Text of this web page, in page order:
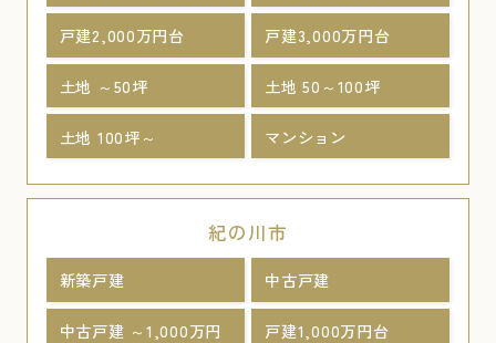
戸建2,000万円台 戸建3,000万円台
土地 ～50坪 土地 50～100坪
土地 100坪～ マンション
紀の川市
新築戸建 中古戸建
中古戸建 ～1,000万円 戸建1,000万円台